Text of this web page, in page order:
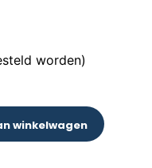
worden)
winkelwagen